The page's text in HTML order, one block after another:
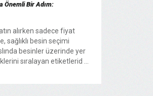
Önemli Bir Adım:
alırken sadece fiyat
sağlıklı besin seçimi
besinler üzerinde yer
sıralayan etiketlerid ...